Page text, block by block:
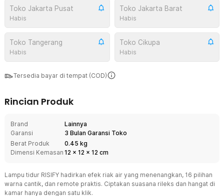
Toko Jakarta Pusat
Habis
Toko Jakarta Barat
Habis
Toko Tangerang
Habis
Toko Cikupa
Habis
Tersedia bayar di tempat (COD)
Rincian Produk
Brand
Lainnya
Garansi
3 Bulan Garansi Toko
Berat Produk
0.45 kg
Dimensi Kemasan 12 x 12 x 12 cm
Lampu tidur RISIFY hadirkan efek riak air yang menenangkan, 16 pilihan
warna cantik, dan remote praktis. Ciptakan suasana rileks dan hangat di
kamar hanya dengan satu klik.